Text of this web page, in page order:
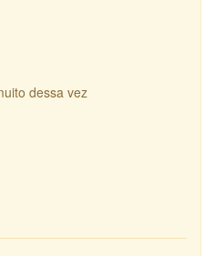
dessa vez